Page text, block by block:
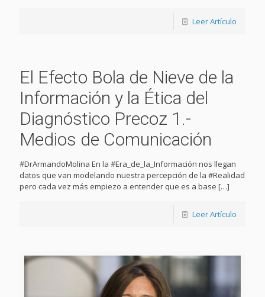
Leer Artículo
El Efecto Bola de Nieve de la
Información y la Ética del
Diagnóstico Precoz 1.-
Medios de Comunicación
#DrArmandoMolina En la #Era_de_la_Información nos llegan
datos que van modelando nuestra percepción de la #Realidad
pero cada vez más empiezo a entender que es a base […]
Leer Artículo